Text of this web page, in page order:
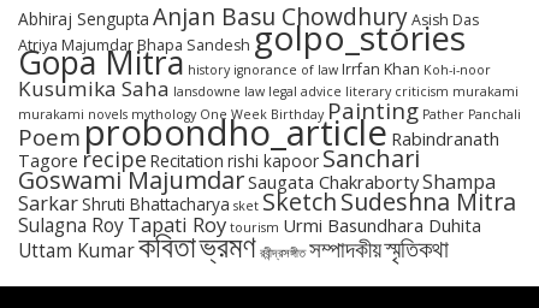
Abhiraj Sengupta Anjan Basu ChowdhuryAsish Das
Atriya MajumdarBhapa Sandesh golpo_stories
Gopa Mitra history ignorance of law Irrfan Khan Koh-i-noor
Kusumika Saha lansdowne law legal advice literary criticism murakami
murakami novels mythology One Week Birthday Painting Pather Panchali
Poem probondho_article Rabindranath
Tagore recipe Recitation rishi kapoor Sanchari
Goswami MajumdarSaugata ChakrabortyShampa
SarkarShruti Bhattacharya sket SketchSudeshna Mitra
Sulagna RoyTapati Roy tourism Urmi Basundhara Duhita
Uttam Kumarকবিতাভ্রমণ রবীন্দ্রসঙ্গীত সম্পাদকীয়স্মৃতিকথা